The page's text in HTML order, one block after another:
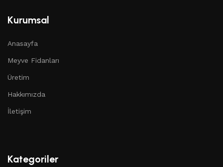
Kurumsal
Anasayfa
Meyve Fidanları
Üretim
Hakkımızda
İletişim
Kategoriler